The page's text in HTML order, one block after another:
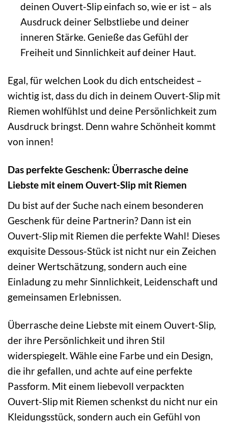
deinen Ouvert-Slip einfach so, wie er ist – als
Ausdruck deiner Selbstliebe und deiner
inneren Stärke. Genieße das Gefühl der
Freiheit und Sinnlichkeit auf deiner Haut.
Egal, für welchen Look du dich entscheidest –
wichtig ist, dass du dich in deinem Ouvert-Slip mit
Riemen wohlfühlst und deine Persönlichkeit zum
Ausdruck bringst. Denn wahre Schönheit kommt
von innen!
Das perfekte Geschenk: Überrasche deine
Liebste mit einem Ouvert-Slip mit Riemen
Du bist auf der Suche nach einem besonderen
Geschenk für deine Partnerin? Dann ist ein
Ouvert-Slip mit Riemen die perfekte Wahl! Dieses
exquisite Dessous-Stück ist nicht nur ein Zeichen
deiner Wertschätzung, sondern auch eine
Einladung zu mehr Sinnlichkeit, Leidenschaft und
gemeinsamen Erlebnissen.
Überrasche deine Liebste mit einem Ouvert-Slip,
der ihre Persönlichkeit und ihren Stil
widerspiegelt. Wähle eine Farbe und ein Design,
die ihr gefallen, und achte auf eine perfekte
Passform. Mit einem liebevoll verpackten
Ouvert-Slip mit Riemen schenkst du nicht nur ein
Kleidungsstück, sondern auch ein Gefühl von